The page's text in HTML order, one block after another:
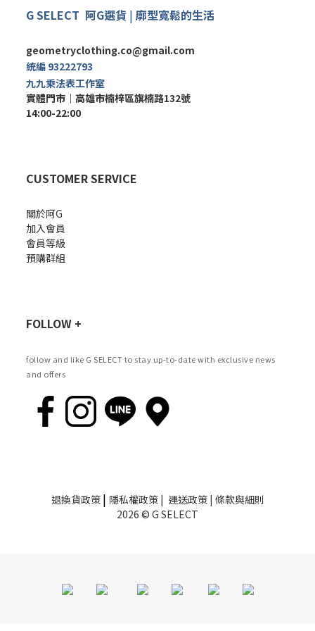
G SELECT 阿G選貨 | 廓型寬鬆的生活
geometryclothing.co@gmail.com
統編 93222793
九九乘法表工作室
實體門市｜ 高雄市楠梓區旗楠路132號
14:00-22:00
CUSTOMER SERVICE
關於阿G
加入會員
會員等級
預購群組
FOLLOW +
follow and like G SELECT to stay up-to-date with exclusive news
and offers
退換貨政策 | 隱私權政策| 運送政策| 條款與細則
2026 © G SELECT